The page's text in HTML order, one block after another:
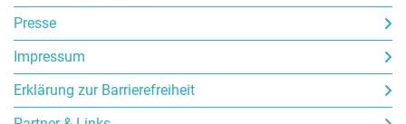
Presse
Impressum
Erklärung zur Barrierefreiheit